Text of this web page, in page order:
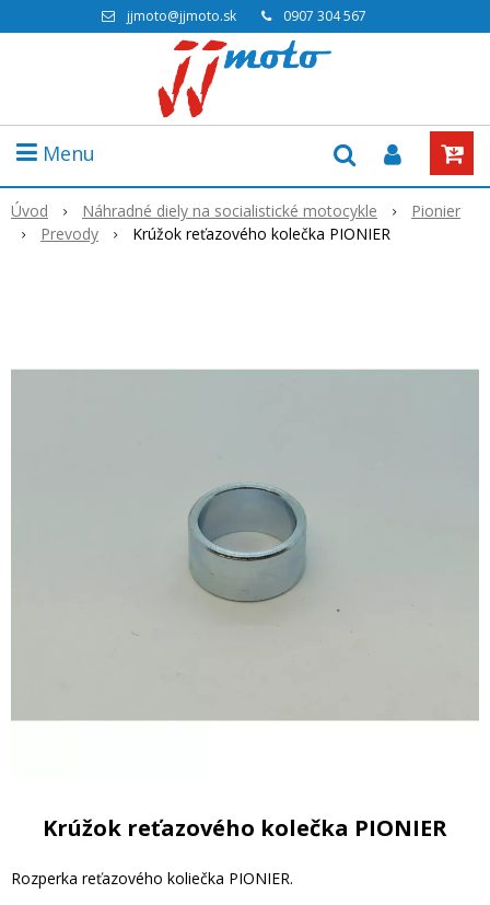
jjmoto@jjmoto.sk 0907 304 567
Menu
Úvod Náhradné diely na socialistické motocykle
Pionier
Prevody
Krúžok reťazového kolečka PIONIER
Krúžok reťazového kolečka PIONIER
Rozperka reťazového koliečka PIONIER.